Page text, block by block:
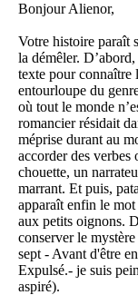
Bonjour Alienor,
Votre histoire paraît
la démêler.
texte pour connaître
entourloupe du
où tout le monde
romancier résidait
méprise durant au
accorder des verbes
chouette, un
marrant. Et puis,
apparaît enfin le
aux petits oignons.
conserver le
sept - Avant d'être
Expulsé.- je suis
aspiré).